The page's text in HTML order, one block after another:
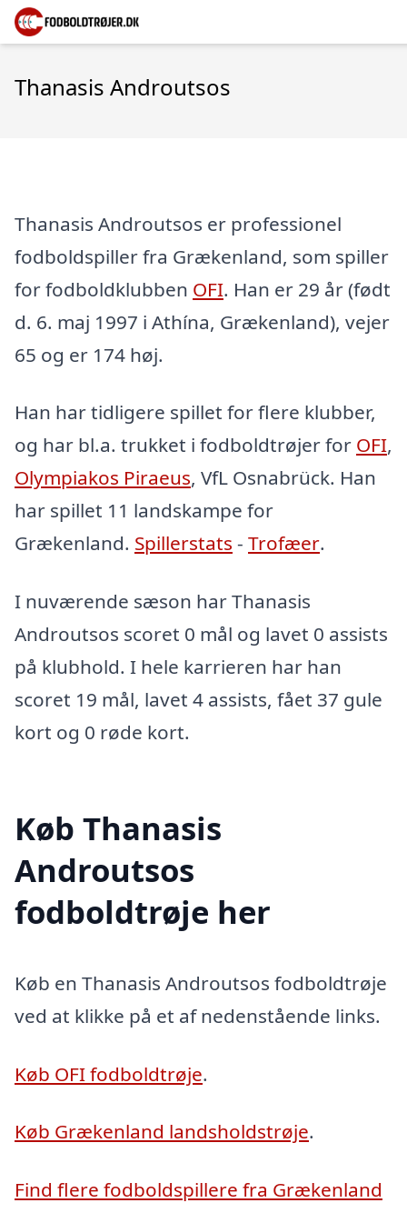
Thanasis Androutsos
Thanasis Androutsos er professionel
fodboldspiller fra Grækenland, som spiller
for fodboldklubben OFI. Han er 29 år (født
d. 6. maj 1997 i Athína, Grækenland), vejer
65 og er 174 høj.
Han har tidligere spillet for flere klubber,
og har bl.a. trukket i fodboldtrøjer for OFI,
Olympiakos Piraeus, VfL Osnabrück. Han
har spillet 11 landskampe for
Grækenland. Spillerstats - Trofæer.
I nuværende sæson har Thanasis
Androutsos scoret 0 mål og lavet 0 assists
på klubhold. I hele karrieren har han
scoret 19 mål, lavet 4 assists, fået 37 gule
kort og 0 røde kort.
Køb Thanasis
Androutsos
fodboldtrøje her
Køb en Thanasis Androutsos fodboldtrøje
ved at klikke på et af nedenstående links.
Køb OFI fodboldtrøje.
Køb Grækenland landsholdstrøje.
Find flere fodboldspillere fra Grækenland